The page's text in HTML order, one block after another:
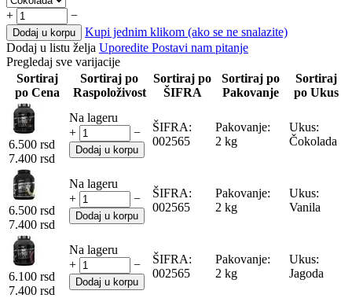
+ −
Dodaj u korpu
Kupi jednim klikom (ako se ne snalazite)
Dodaj u listu želja Uporedite Postavi nam pitanje
Pregledaj sve varijacije
Sortiraj
po Cena
Sortiraj po
Raspoloživost
Sortiraj po
ŠIFRA
Sortiraj po
Pakovanje
Sortiraj
po Ukus
6.500 rsd
7.400 rsd
Na lageru
+
−
Dodaj u korpu
ŠIFRA:
002565
Pakovanje:
2 kg
Ukus:
Čokolada
6.500 rsd
7.400 rsd
Na lageru
+
−
Dodaj u korpu
ŠIFRA:
002565
Pakovanje:
2 kg
Ukus:
Vanila
6.100 rsd
7.400 rsd
Na lageru
+
−
Dodaj u korpu
ŠIFRA:
002565
Pakovanje:
2 kg
Ukus:
Jagoda